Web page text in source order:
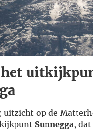
het
uitzicht op de
Sunnegga,